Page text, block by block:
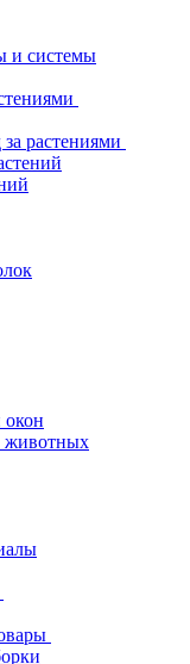
и системы
растениями
окон
животных